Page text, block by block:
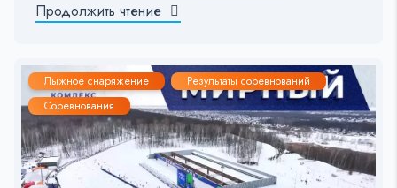
Продолжить чтение
Лыжное снаряжение
Результаты соревнований
Соревнования